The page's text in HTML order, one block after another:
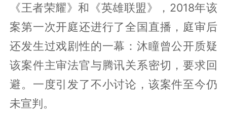
《王者荣耀》和《英雄联盟》，2018年该
案第一次开庭还进行了全国直播，庭审后
还发生过戏剧性的一幕：沐瞳曾公开质疑
该案件主审法官与腾讯关系密切，要求回
避。一度引发了不小讨论，该案件至今仍
未宣判。